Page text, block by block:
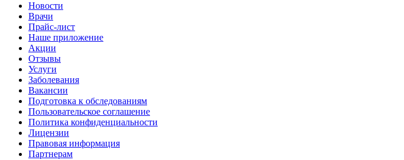
Новости
Врачи
Прайс-лист
Наше приложение
Акции
Отзывы
Услуги
Заболевания
Вакансии
Подготовка к обследованиям
Пользовательское соглашение
Политика конфиденциальности
Лицензии
Правовая информация
Партнерам